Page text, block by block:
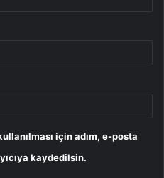
için adım, e-posta
kaydedilsin.